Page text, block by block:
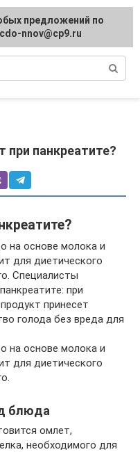
панкреатите?
на основе молока и
для диетического
Специалисты
при
принесет
голода без вреда для
на основе молока и
для диетического
блюда
омлет,
необходимого для
предложений по
nnov@cp9.ru